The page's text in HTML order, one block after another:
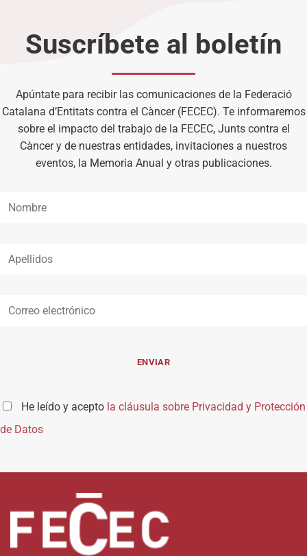
Suscríbete al boletín
Apúntate para recibir las comunicaciones de la Federació
Catalana d’Entitats contra el Càncer (FECEC). Te informaremos
sobre el impacto del trabajo de la FECEC, Junts contra el
Càncer y de nuestras entidades, invitaciones a nuestros
eventos, la Memoria Anual y otras publicaciones.
He leído y acepto la cláusula sobre Privacidad y Protección
de Datos